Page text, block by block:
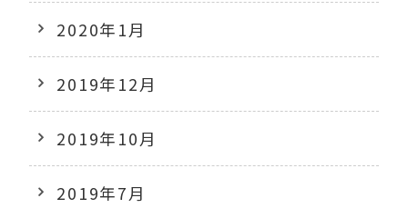
2020年1月
2019年12月
2019年10月
2019年7月